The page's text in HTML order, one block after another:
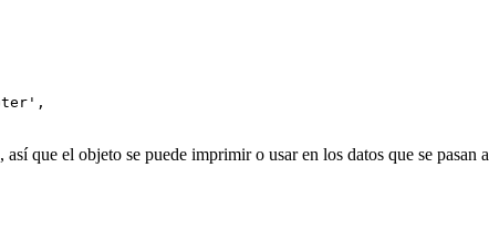
, así que el objeto se puede imprimir o usar en los datos que se pasan a